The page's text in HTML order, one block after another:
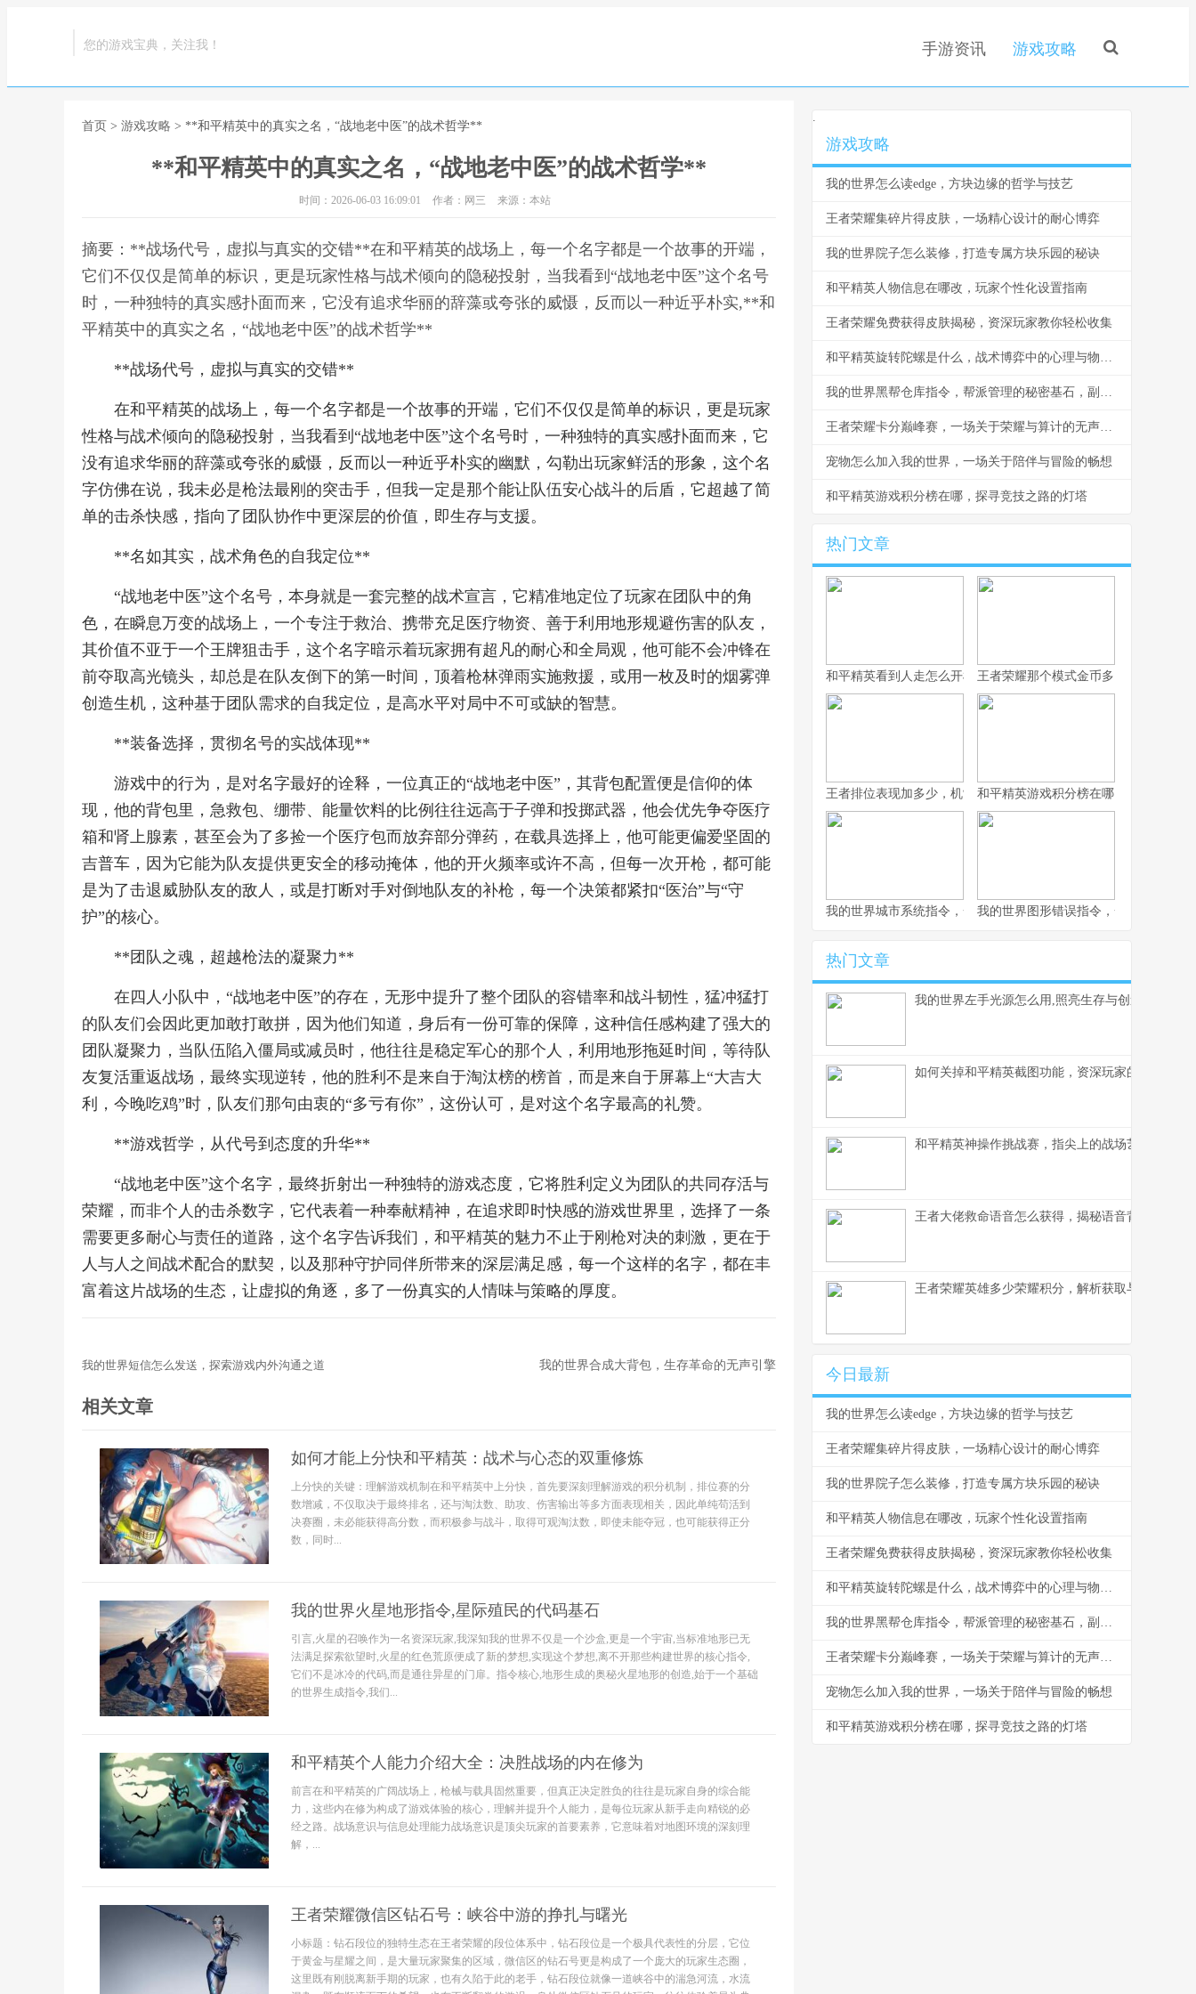
您的游戏宝典，关注我！ 手游资讯 游戏攻略
首页 > 游戏攻略 > **和平精英中的真实之名，“战地老中医”的战术哲学**
**和平精英中的真实之名，“战地老中医”的战术哲学**
时间：2026-06-03 16:09:01 作者：网三 来源：本站
摘要：**战场代号，虚拟与真实的交错**在和平精英的战场上，每一个名字都是一个故事的开端，
它们不仅仅是简单的标识，更是玩家性格与战术倾向的隐秘投射，当我看到“战地老中医”这个名号
时，一种独特的真实感扑面而来，它没有追求华丽的辞藻或夸张的威慑，反而以一种近乎朴实,**和
平精英中的真实之名，“战地老中医”的战术哲学**
**战场代号，虚拟与真实的交错**
在和平精英的战场上，每一个名字都是一个故事的开端，它们不仅仅是简单的标识，更是玩家
性格与战术倾向的隐秘投射，当我看到“战地老中医”这个名号时，一种独特的真实感扑面而来，它
没有追求华丽的辞藻或夸张的威慑，反而以一种近乎朴实的幽默，勾勒出玩家鲜活的形象，这个名
字仿佛在说，我未必是枪法最刚的突击手，但我一定是那个能让队伍安心战斗的后盾，它超越了简
单的击杀快感，指向了团队协作中更深层的价值，即生存与支援。
**名如其实，战术角色的自我定位**
“战地老中医”这个名号，本身就是一套完整的战术宣言，它精准地定位了玩家在团队中的角
色，在瞬息万变的战场上，一个专注于救治、携带充足医疗物资、善于利用地形规避伤害的队友，
其价值不亚于一个王牌狙击手，这个名字暗示着玩家拥有超凡的耐心和全局观，他可能不会冲锋在
前夺取高光镜头，却总是在队友倒下的第一时间，顶着枪林弹雨实施救援，或用一枚及时的烟雾弹
创造生机，这种基于团队需求的自我定位，是高水平对局中不可或缺的智慧。
**装备选择，贯彻名号的实战体现**
游戏中的行为，是对名字最好的诠释，一位真正的“战地老中医”，其背包配置便是信仰的体
现，他的背包里，急救包、绷带、能量饮料的比例往往远高于子弹和投掷武器，他会优先争夺医疗
箱和肾上腺素，甚至会为了多捡一个医疗包而放弃部分弹药，在载具选择上，他可能更偏爱坚固的
吉普车，因为它能为队友提供更安全的移动掩体，他的开火频率或许不高，但每一次开枪，都可能
是为了击退威胁队友的敌人，或是打断对手对倒地队友的补枪，每一个决策都紧扣“医治”与“守
护”的核心。
**团队之魂，超越枪法的凝聚力**
在四人小队中，“战地老中医”的存在，无形中提升了整个团队的容错率和战斗韧性，猛冲猛打
的队友们会因此更加敢打敢拼，因为他们知道，身后有一份可靠的保障，这种信任感构建了强大的
团队凝聚力，当队伍陷入僵局或减员时，他往往是稳定军心的那个人，利用地形拖延时间，等待队
友复活重返战场，最终实现逆转，他的胜利不是来自于淘汰榜的榜首，而是来自于屏幕上“大吉大
利，今晚吃鸡”时，队友们那句由衷的“多亏有你”，这份认可，是对这个名字最高的礼赞。
**游戏哲学，从代号到态度的升华**
“战地老中医”这个名字，最终折射出一种独特的游戏态度，它将胜利定义为团队的共同存活与
荣耀，而非个人的击杀数字，它代表着一种奉献精神，在追求即时快感的游戏世界里，选择了一条
需要更多耐心与责任的道路，这个名字告诉我们，和平精英的魅力不止于刚枪对决的刺激，更在于
人与人之间战术配合的默契，以及那种守护同伴所带来的深层满足感，每一个这样的名字，都在丰
富着这片战场的生态，让虚拟的角逐，多了一份真实的人情味与策略的厚度。
我的世界短信怎么发送，探索游戏内外沟通之道 我的世界合成大背包，生存革命的无声引擎
相关文章
如何才能上分快和平精英：战术与心态的双重修炼
上分快的关键：理解游戏机制在和平精英中上分快，首先要深刻理解游戏的积分机制，排位赛的分
数增减，不仅取决于最终排名，还与淘汰数、助攻、伤害输出等多方面表现相关，因此单纯苟活到
决赛圈，未必能获得高分数，而积极参与战斗，取得可观淘汰数，即使未能夺冠，也可能获得正分
数，同时...
我的世界火星地形指令,星际殖民的代码基石
引言,火星的召唤作为一名资深玩家,我深知我的世界不仅是一个沙盒,更是一个宇宙,当标准地形已无
法满足探索欲望时,火星的红色荒原便成了新的梦想,实现这个梦想,离不开那些构建世界的核心指令,
它们不是冰冷的代码,而是通往异星的门扉。指令核心,地形生成的奥秘火星地形的创造,始于一个基础
的世界生成指令,我们...
和平精英个人能力介绍大全：决胜战场的内在修为
前言在和平精英的广阔战场上，枪械与载具固然重要，但真正决定胜负的往往是玩家自身的综合能
力，这些内在修为构成了游戏体验的核心，理解并提升个人能力，是每位玩家从新手走向精锐的必
经之路。战场意识与信息处理能力战场意识是顶尖玩家的首要素养，它意味着对地图环境的深刻理
解，...
王者荣耀微信区钻石号：峡谷中游的挣扎与曙光
小标题：钻石段位的独特生态在王者荣耀的段位体系中，钻石段位是一个极具代表性的分层，它位
于黄金与星耀之间，是大量玩家聚集的区域，微信区的钻石号更是构成了一个庞大的玩家生态圈，
这里既有刚脱离新手期的玩家，也有久陷于此的老手，钻石段位就像一道峡谷中的湍急河流，水流
.
游戏攻略
我的世界怎么读edge，方块边缘的哲学与技艺
王者荣耀集碎片得皮肤，一场精心设计的耐心博弈
我的世界院子怎么装修，打造专属方块乐园的秘诀
和平精英人物信息在哪改，玩家个性化设置指南
王者荣耀免费获得皮肤揭秘，资深玩家教你轻松收集
和平精英旋转陀螺是什么，战术博弈中的心理与物理轴心
我的世界黑帮仓库指令，帮派管理的秘密基石，副标题，指令构筑的地下秩序与财富堡垒
王者荣耀卡分巅峰赛，一场关于荣耀与算计的无声战争
宠物怎么加入我的世界，一场关于陪伴与冒险的畅想
和平精英游戏积分榜在哪，探寻竞技之路的灯塔
热门文章
和平精英看到人走怎么开枪，冷静瞄准与节奏掌控的艺术，副标题
王者荣耀那个模式金币多，揭秘高效积
王者排位表现加多少，机制解析与实战心得和平精英游戏积分榜在哪，探寻竞技之
我的世界城市系统指令，一座虚拟城市的诞生与成长副标题
我的世界图形错误指令，一场意料之外
热门文章
我的世界左手光源怎么用,照亮生存与创造之路
如何关掉和平精英截图功能，资深玩家的操作心得
和平精英神操作挑战赛，指尖上的战场艺术
王者大佬救命语音怎么获得，揭秘语音背后的荣耀
王者荣耀英雄多少荣耀积分，解析获取与使用之道
今日最新
我的世界怎么读edge，方块边缘的哲学与技艺
王者荣耀集碎片得皮肤，一场精心设计的耐心博弈
我的世界院子怎么装修，打造专属方块乐园的秘诀
和平精英人物信息在哪改，玩家个性化设置指南
王者荣耀免费获得皮肤揭秘，资深玩家教你轻松收集
和平精英旋转陀螺是什么，战术博弈中的心理与物理轴心
我的世界黑帮仓库指令，帮派管理的秘密基石，副标题，指令构筑的地下秩序与财富堡垒
王者荣耀卡分巅峰赛，一场关于荣耀与算计的无声战争
宠物怎么加入我的世界，一场关于陪伴与冒险的畅想
和平精英游戏积分榜在哪，探寻竞技之路的灯塔